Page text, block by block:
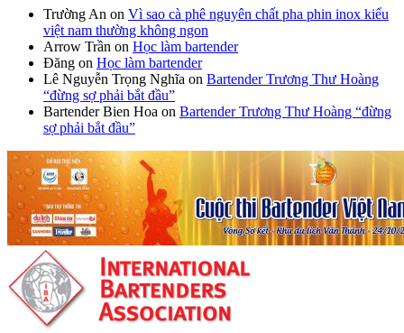
Trường An on Vì sao cà phê nguyên chất pha phin inox kiểu
việt nam thường không ngon
Arrow Trần on Học làm bartender
Đăng on Học làm bartender
Lê Nguyễn Trọng Nghĩa on Bartender Trương Thư Hoàng
“đừng sợ phải bắt đầu”
Bartender Bien Hoa on Bartender Trương Thư Hoàng “đừng
sợ phải bắt đầu”